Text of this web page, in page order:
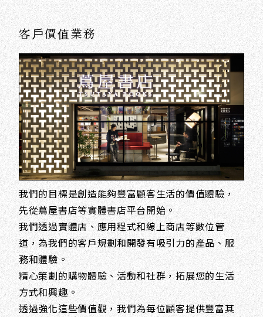
客戶價值業務
我們的目標是創造能夠豐富顧客生活的價值體驗，
先從蔦屋書店等實體書店平台開始。
我們透過實體店、應用程式和線上商店等數位管
道，為我們的客戶規劃和開發有吸引力的產品、服
務和體驗。
精心策劃的購物體驗、活動和社群，拓展您的生活
方式和興趣。
透過強化這些價值觀，我們為每位顧客提供豐富其